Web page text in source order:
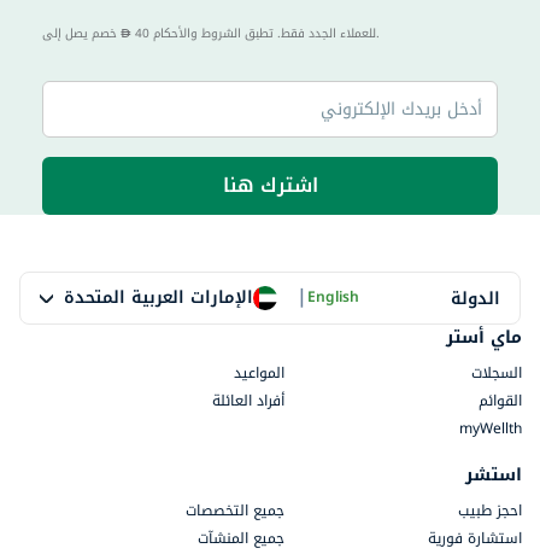
40 للعملاء الجدد فقط. تطبق الشروط والأحكام.
اشترك هنا
الدولة الإمارات العربية المتحدة |English
ماي أستر
السجلات
المواعيد
القوائم
أفراد العائلة
myWellth
استشر
احجز طبيب
جميع التخصصات
استشارة فورية
جميع المنشآت